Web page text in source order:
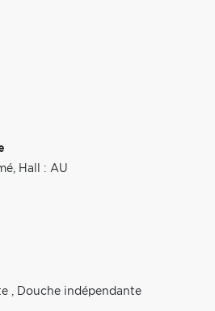
Hall : AU
, Douche indépendante